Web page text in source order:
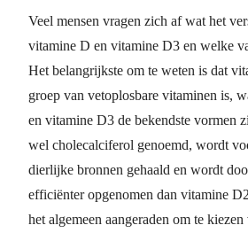
Veel mensen vragen zich af wat het
vitamine D en vitamine D3 en welke
Het belangrijkste om te weten is dat
groep van vetoplosbare vitaminen is,
en vitamine D3 de bekendste vormen
wel cholecalciferol genoemd, wordt
dierlijke bronnen gehaald en wordt
efficiënter opgenomen dan vitamine
het algemeen aangeraden om te